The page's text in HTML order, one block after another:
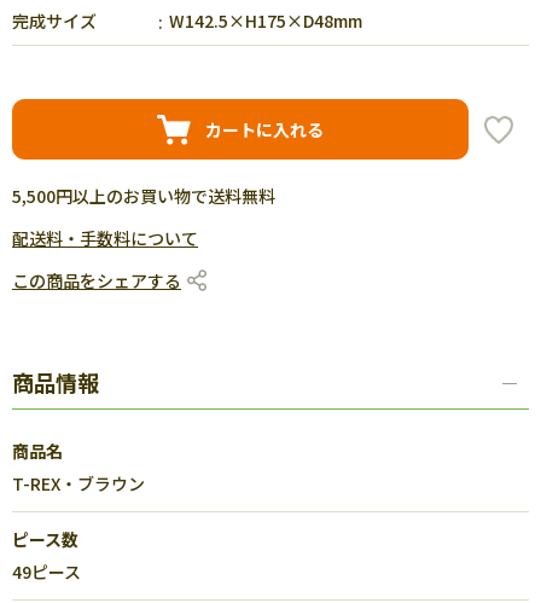
完成サイズ W142.5×H175×D48mm
カートに入れる
5,500円以上のお買い物で送料無料
配送料・手数料について
この商品をシェアする
商品情報
商品名
T-REX・ブラウン
ピース数
49ピース